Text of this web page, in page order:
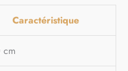
Caractéristique
cm